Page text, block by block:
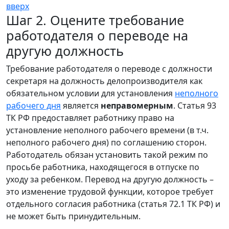
вверх
Шаг 2. Оцените требование
работодателя о переводе на
другую должность
Требование работодателя о переводе с должности
секретаря на должность делопроизводителя как
обязательном условии для установления неполного
рабочего дня является неправомерным. Статья 93
ТК РФ предоставляет работнику право на
установление неполного рабочего времени (в т.ч.
неполного рабочего дня) по соглашению сторон.
Работодатель обязан установить такой режим по
просьбе работника, находящегося в отпуске по
уходу за ребенком. Перевод на другую должность –
это изменение трудовой функции, которое требует
отдельного согласия работника (статья 72.1 ТК РФ) и
не может быть принудительным.